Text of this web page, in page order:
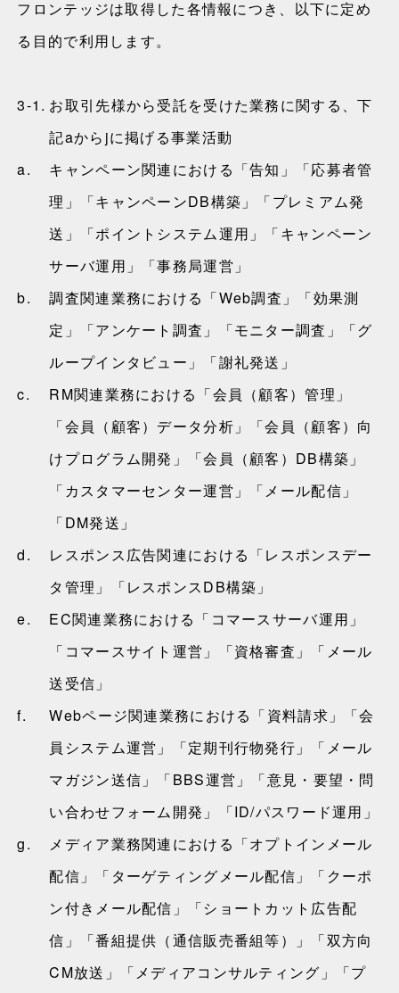
フロンテッジは取得した各情報につき、以下に定め
る目的で利用します。
3-1. お取引先様から受託を受けた業務に関する、下
記aからjに掲げる事業活動
a.
キャンペーン関連における「告知」「応募者管
理」「キャンペーンDB構築」「プレミアム発
送」「ポイントシステム運用」「キャンペーン
サーバ運用」「事務局運営」
b.
調査関連業務における「Web調査」「効果測
定」「アンケート調査」「モニター調査」「グ
ループインタビュー」「謝礼発送」
c.
RM関連業務における「会員（顧客）管理」
「会員（顧客）データ分析」「会員（顧客）向
けプログラム開発」「会員（顧客）DB構築」
「カスタマーセンター運営」「メール配信」
「DM発送」
d.
レスポンス広告関連における「レスポンスデー
タ管理」「レスポンスDB構築」
e.
EC関連業務における「コマースサーバ運用」
「コマースサイト運営」「資格審査」「メール
送受信」
f.
Webページ関連業務における「資料請求」「会
員システム運営」「定期刊行物発行」「メール
マガジン送信」「BBS運営」「意見・要望・問
い合わせフォーム開発」「ID/パスワード運用」
g.
メディア業務関連における「オプトインメール
配信」「ターゲティングメール配信」「クーポ
ン付きメール配信」「ショートカット広告配
信」「番組提供（通信販売番組等）」「双方向
CM放送」「メディアコンサルティング」「プ